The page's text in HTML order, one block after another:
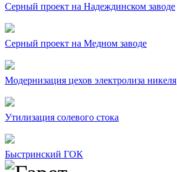
Серный проект на Надеждинском заводе
Серный проект на Медном заводе
Модернизация цехов электролиза никеля
Утилизация солевого стока
Быстринский ГОК